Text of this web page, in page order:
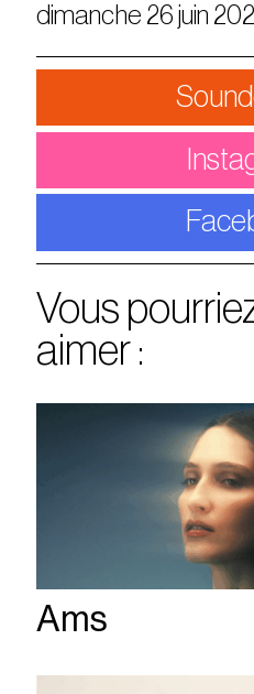
dimanche 26 juin
Vous
aimer :
Ams